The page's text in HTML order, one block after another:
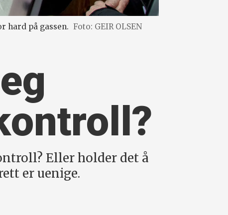
hard på gassen. Foto: GEIR OLSEN
Eller holder det å
er uenige.